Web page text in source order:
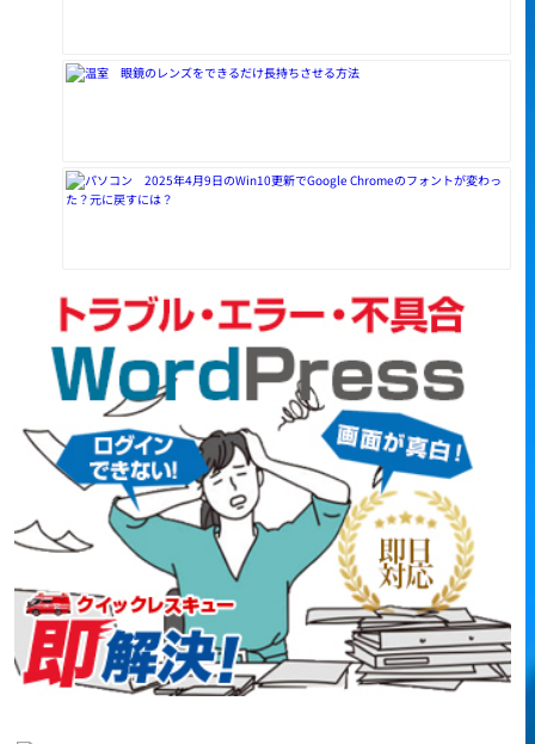
眼鏡のレンズをできるだけ長持ちさせる方法
2025年4月9日のWin10更新でGoogle Chromeのフォントが変わっ
た？元に戻すには？